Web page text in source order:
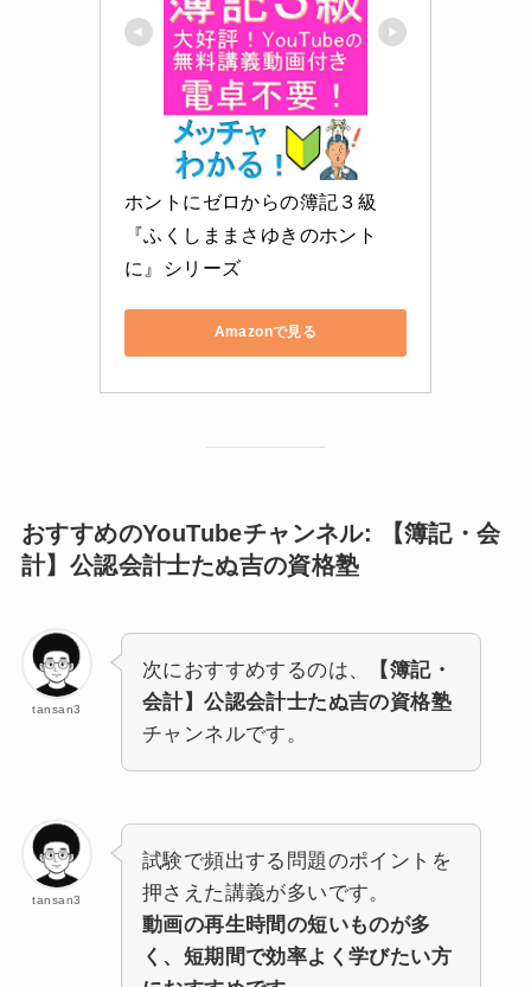
ホントにゼロからの簿記３級
『ふくしままさゆきのホント
に』シリーズ
Amazonで見る
おすすめのYouTubeチャンネル: 【簿記・会
計】公認会計士たぬ吉の資格塾
tansan3
次におすすめするのは、 【簿記・
会計】公認会計士たぬ吉の資格塾
チャンネルです。
tansan3
試験で頻出する問題のポイントを
押さえた講義が多いです。
動画の再生時間の短いものが多
く、短期間で効率よく学びたい方